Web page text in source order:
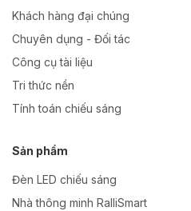
Khách hàng đại chúng
Chuyên dụng - Đối tác
Công cụ tài liệu
Tri thức nền
Tính toán chiếu sáng
Sản phẩm
Đèn LED chiếu sáng
Nhà thông minh RalliSmart